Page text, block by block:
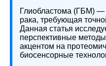
Глиобластома (ГБМ) —
рака, требующая
Данная статья
перспективные
акцентом на
биосенсорные